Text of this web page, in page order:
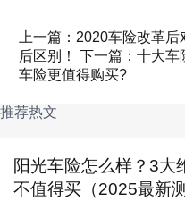
接下来就是商业险，
种类繁多，买起来可
买，按自己的真实需
1、第三者责任险：
者责任险，出个事撞
上一篇：2020车险改革
后区别！
下一篇：十大车
车险更值得购买?
推荐热文
阳光车险怎么样？3大
不值得买（2025最新测